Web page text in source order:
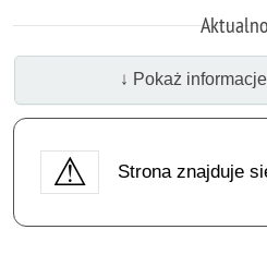
↓ Pokaż
Strona znajduje